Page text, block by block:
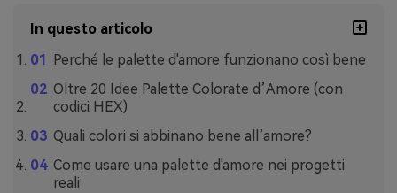
In questo articolo
Perché le palette d'amore funzionano così bene
Oltre 20 Idee Palette Colorate d’Amore (con
codici HEX)
Quali colori si abbinano bene all’amore?
Come usare una palette d'amore nei progetti
reali